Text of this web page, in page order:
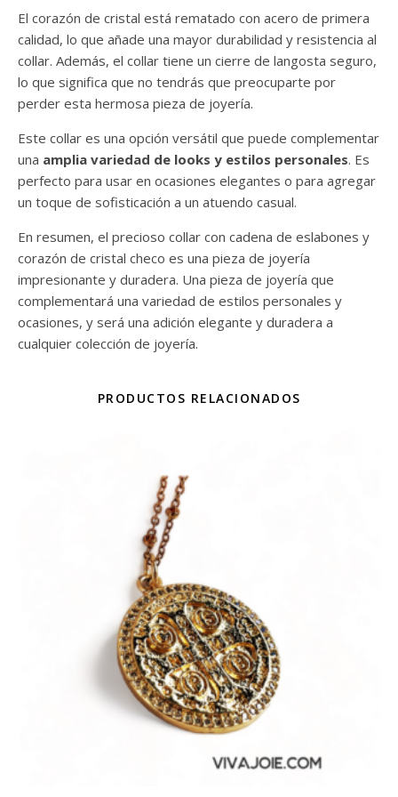
El corazón de cristal está rematado con acero de primera
calidad, lo que añade una mayor durabilidad y resistencia al
collar. Además, el collar tiene un cierre de langosta seguro,
lo que significa que no tendrás que preocuparte por
perder esta hermosa pieza de joyería.
Este collar es una opción versátil que puede complementar
una amplia variedad de looks y estilos personales. Es
perfecto para usar en ocasiones elegantes o para agregar
un toque de sofisticación a un atuendo casual.
En resumen, el precioso collar con cadena de eslabones y
corazón de cristal checo es una pieza de joyería
impresionante y duradera. Una pieza de joyería que
complementará una variedad de estilos personales y
ocasiones, y será una adición elegante y duradera a
cualquier colección de joyería.
PRODUCTOS RELACIONADOS